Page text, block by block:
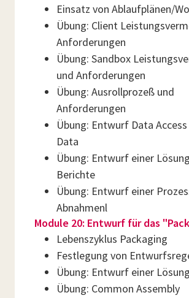
Einsatz von Ablaufplänen/
Übung: Client
Anforderungen
Übung: Sandbox
und Anforderungen
Übung: Ausrollprozeß und
Anforderungen
Übung: Entwurf Data
Data
Übung: Entwurf einer
Berichte
Übung: Entwurf einer
Abnahmenl
Module 20: Entwurf für das
Lebenszyklus Packaging
Festlegung von
Übung: Entwurf einer Lösung
Übung: Common Assembly